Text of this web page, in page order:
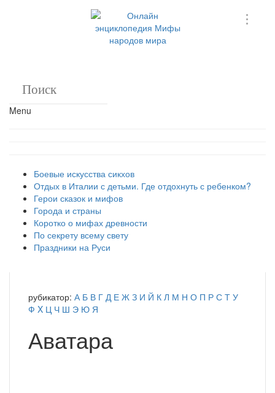
Menu
Боевые искусства сикхов
Отдых в Италии с детьми. Где отдохнуть с ребенком?
Герои сказок и мифов
Города и страны
Коротко о мифах древности
По секрету всему свету
Праздники на Руси
рубикатор: А Б В Г Д Е Ж З И Й К Л М Н О П Р С Т У
Ф X Ц Ч Ш Э Ю Я
Аватара